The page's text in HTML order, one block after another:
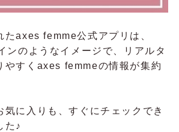
たaxes femme公式アプリは、
ンのようなイメージで、リアルタ
やすくaxes femmeの情報が集約
気に入りも、すぐにチェックでき
た♪